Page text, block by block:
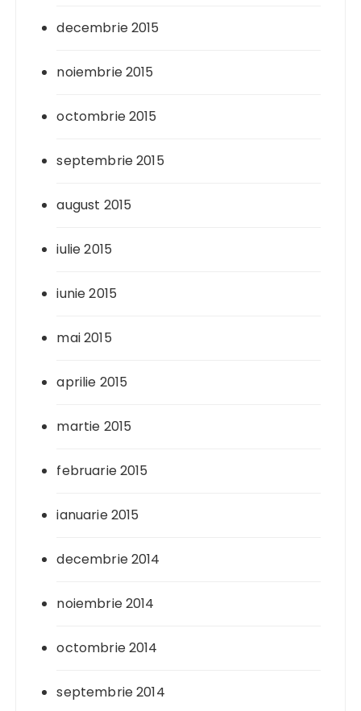
decembrie 2015
noiembrie 2015
octombrie 2015
septembrie 2015
august 2015
iulie 2015
iunie 2015
mai 2015
aprilie 2015
martie 2015
februarie 2015
ianuarie 2015
decembrie 2014
noiembrie 2014
octombrie 2014
septembrie 2014